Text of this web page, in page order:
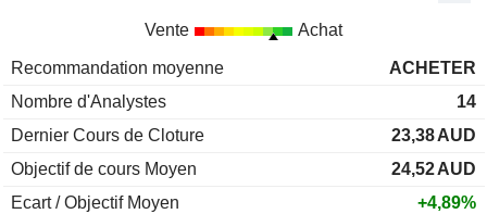
Vente Achat
Recommandation moyenne
ACHETER
Nombre d'Analystes
14
Dernier Cours de Cloture
23,38AUD
Objectif de cours Moyen
24,52AUD
Ecart / Objectif Moyen
+4,89%